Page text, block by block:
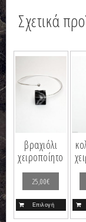
Σχετικά
βραχιόλι
χειροποίητο
25,00€
Επιλογή